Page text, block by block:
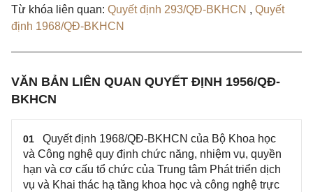
Từ khóa liên quan: Quyết định 293/QĐ-BKHCN , Quyết
định 1968/QĐ-BKHCN
VĂN BẢN LIÊN QUAN QUYẾT ĐỊNH 1956/QĐ-
BKHCN
01
Quyết định 1968/QĐ-BKHCN của Bộ Khoa học
và Công nghệ quy định chức năng, nhiệm vụ, quyền
hạn và cơ cấu tổ chức của Trung tâm Phát triển dịch
vụ và Khai thác hạ tầng khoa học và công nghệ trực